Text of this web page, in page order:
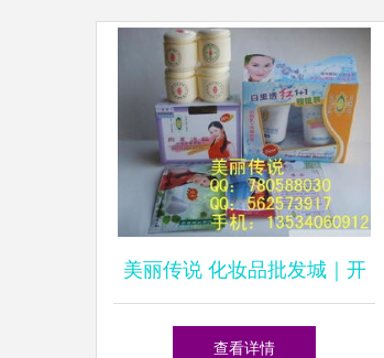
美丽传说 化妆品批发城｜开
启美丽无界限的宝藏之旅
查看详情